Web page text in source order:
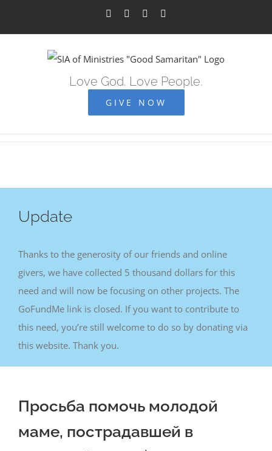
FacebookYouTubeInstagram
Love God. Love People.
GIVE NOW
Update
Thanks to the generosity of our friends and online
givers, we have collected 5 thousand dollars for this
need and will now be focusing on other projects. The
GoFundMe link is closed. If you want to contribute to
this need, you’re still welcome to do so by donating via
this website. Thank you.
Просьба помочь молодой
маме, пострадавшей в